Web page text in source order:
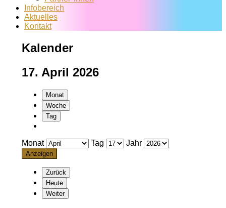
Infobereich
Aktuelles
Kontakt
Kalender
17. April 2026
Monat
Woche
Tag
Monat Tag Jahr
Zurück
Heute
Weiter